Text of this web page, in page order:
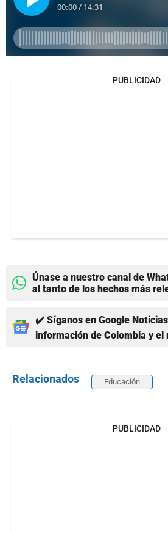
PUBLICIDAD
Únase a nuestro canal de
al tanto de los hechos más
✔️ Síganos en Google
información de Colombia y el
Relacionados Educación
PUBLICIDAD